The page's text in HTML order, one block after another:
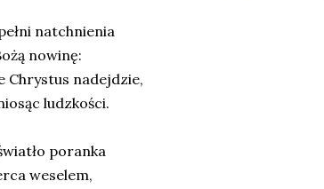
natchnienia
nowinę:
Chrystus nadejdzie,
ludzkości.
poranka
weselem,